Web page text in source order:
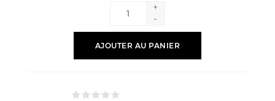
+
-
AJOUTER AU PANIER